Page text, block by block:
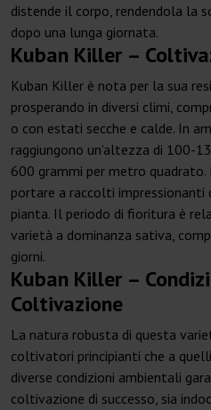
distende il corpo, rendendola la
dopo una lunga giornata.
Kuban Killer –
Kuban Killer è nota per la sua
prosperando in diversi climi,
o con estati secche e calde. In
raggiungono un’altezza di 100-
600 grammi per metro
portare a raccolti
pianta. Il periodo di fioritura è
varietà a dominanza sativa,
giorni.
Kuban Killer –
Coltivazione
La natura robusta di questa
coltivatori principianti che a
diverse condizioni ambientali
coltivazione di successo, sia